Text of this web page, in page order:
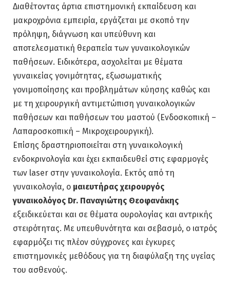
Διαθέτοντας άρτια επιστημονική εκπαίδευση και
μακροχρόνια εμπειρία, εργάζεται με σκοπό την
πρόληψη, διάγνωση και υπεύθυνη και
αποτελεσματική θεραπεία των γυναικολογικών
παθήσεων. Ειδικότερα, ασχολείται με θέματα
γυναικείας γονιμότητας, εξωσωματικής
γονιμοποίησης και προβλημάτων κύησης καθώς και
με τη χειρουργική αντιμετώπιση γυναικολογικών
παθήσεων και παθήσεων του μαστού (Ενδοσκοπική –
Λαπαροσκοπική – Μικροχειρουργική).
Επίσης δραστηριοποιείται στη γυναικολογική
ενδοκρινολογία και έχει εκπαιδευθεί στις εφαρμογές
των laser στην γυναικολογία. Εκτός από τη
γυναικολογία, ο μαιευτήρας χειρουργός
γυναικολόγος Dr. Παναγιώτης Θεοφανάκης
εξειδικεύεται και σε θέματα ουρολογίας και αντρικής
στειρότητας. Με υπευθυνότητα και σεβασμό, ο ιατρός
εφαρμόζει τις πλέον σύγχρονες και έγκυρες
επιστημονικές μεθόδους για τη διαφύλαξη της υγείας
του ασθενούς.